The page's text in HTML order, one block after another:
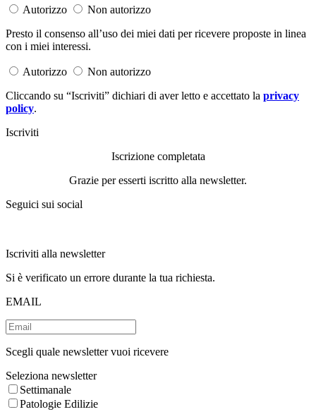
Autorizzo
Non autorizzo
Presto il consenso all’uso dei miei dati per ricevere proposte in linea
con i miei interessi.
Autorizzo
Non autorizzo
Cliccando su “Iscriviti” dichiari di aver letto e accettato la privacy
policy.
Iscriviti
Iscrizione completata
Grazie per esserti iscritto alla newsletter.
Seguici sui social
Iscriviti alla newsletter
Si è verificato un errore durante la tua richiesta.
EMAIL
Scegli quale newsletter vuoi ricevere
Seleziona newsletter
Settimanale
Patologie Edilizie